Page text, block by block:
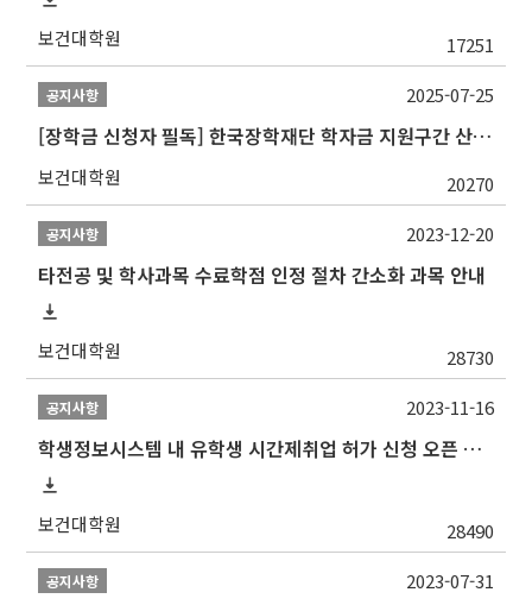
보건대학원 17251
공지사항
[장학금 신청자 필독] 한국장학재단 학자금 지원구간 산정 권고
보건대학원 20270
2025-07-25
공지사항
타전공 및 학사과목 수료학점 인정 절차 간소화 과목 안내
보건대학원 28730
2023-12-20
공지사항
학생정보시스템 내 유학생 시간제취업 허가 신청 오픈 안내
보건대학원 28490
2023-11-16
공지사항 2023-07-31